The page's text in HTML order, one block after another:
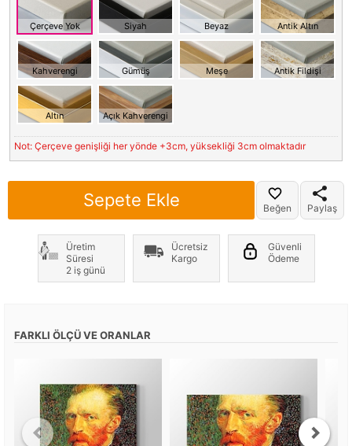
Çerçeve Yok Siyah Beyaz Antik Altın
Kahverengi Gümüş Meşe Antik Fildişi
Altın Açık Kahverengi
Not: Çerçeve genişliği her yönde +3cm, yüksekliği 3cm olmaktadır
Sepete Ekle Beğen Paylaş
Üretim
Süresi
2 iş günü
Ücretsiz
Kargo
Güvenli
Ödeme
FARKLI ÖLÇÜ VE ORANLAR